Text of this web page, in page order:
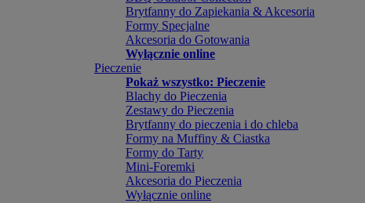
Brytfanny do Zapiekania & Akcesoria
Formy Specjalne
Akcesoria do Gotowania
Wyłącznie online
Pieczenie
Pokaż wszystko: Pieczenie
Blachy do Pieczenia
Zestawy do Pieczenia
Brytfanny do pieczenia i do chleba
Formy na Muffiny & Ciastka
Formy do Tarty
Mini-Foremki
Akcesoria do Pieczenia
Wyłącznie online